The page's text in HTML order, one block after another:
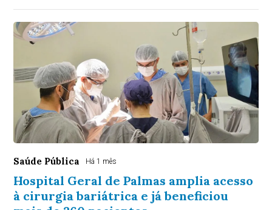
Saúde Pública Há 1 mês
Hospital Geral de Palmas amplia acesso
à cirurgia bariátrica e já beneficiou